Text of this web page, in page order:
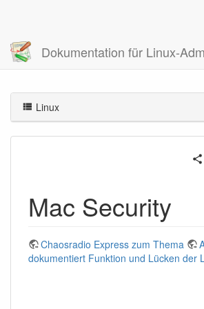
Dokumentation für Linux-
Zuletzt angesehen security
Linux
Mac Security
Chaosradio Express zum Thema
dokumentiert Funktion und Lücken der